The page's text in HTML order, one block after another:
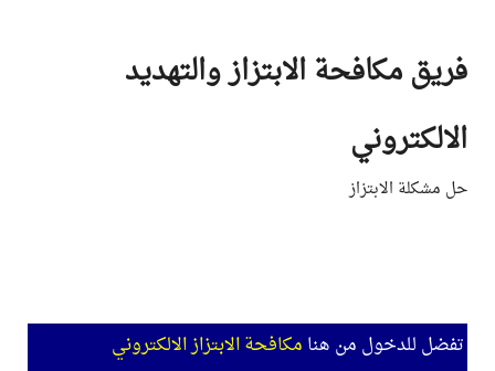
الابتزاز والتهديد
من هنامكافحة الابتزاز الالكتروني